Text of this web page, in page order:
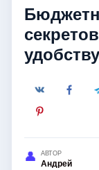
удобству
АВТОР
Андрей